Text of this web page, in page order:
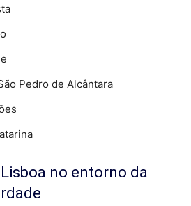
Pedro de Alcântara
no entorno da